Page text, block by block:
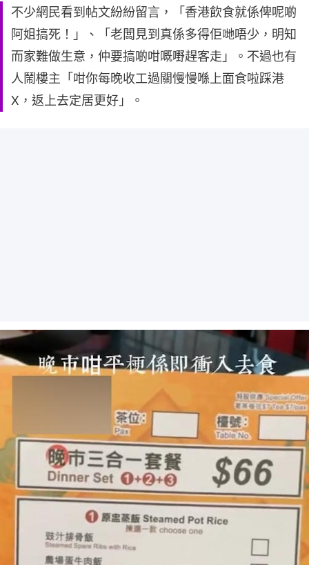
不少網民看到帖文紛紛留言，「香港飲食就係俾呢啲
阿姐搞死！」、「老闆見到真係多得佢哋唔少，明知
而家難做生意，仲要搞啲咁嘅嘢趕客走」。不過也有
人鬧樓主「咁你每晚收工過關慢慢喺上面食啦踩港
X，返上去定居更好」。